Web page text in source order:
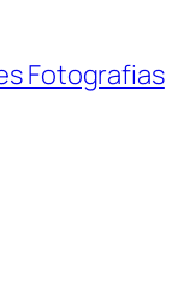
Fotografias